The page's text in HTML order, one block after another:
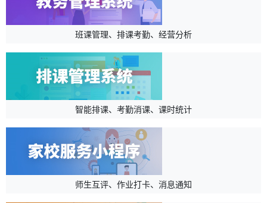
班课管理、排课考勤、经营分析
智能排课、考勤消课、课时统计
师生互评、作业打卡、消息通知